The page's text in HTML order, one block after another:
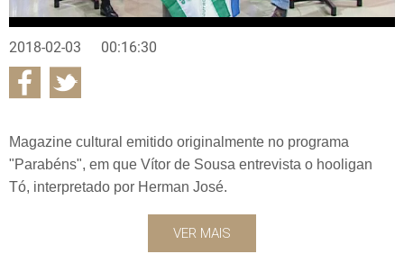
2018-02-03 00:16:30
Magazine cultural emitido originalmente no programa
"Parabéns", em que Vítor de Sousa entrevista o hooligan
Tó, interpretado por Herman José.
VER MAIS